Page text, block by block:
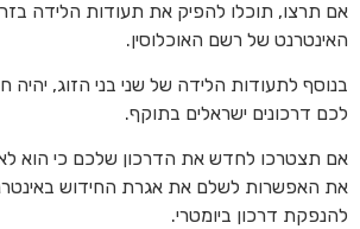
אם תרצו, תוכלו להפיק את תעודות הלידה
האינטרנט של רשם האוכלוסין.
בנוסף לתעודות הלידה של שני בני הזוג,
לכם דרכונים ישראלים בתוקף.
אם תצטרכו לחדש את הדרכון שלכם כי הוא
את האפשרות לשלם את אגרת החידוש
להנפקת דרכון ביומטרי.